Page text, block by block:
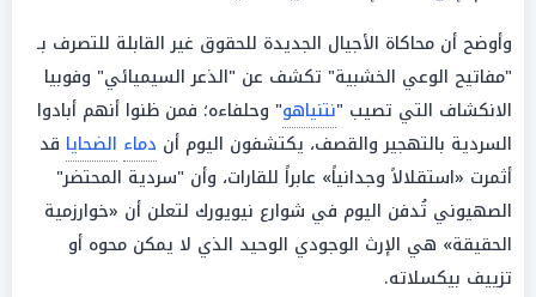
وأوضح أن محاكاة الأجيال الجديدة للحقوق غير القابلة للتصرف بـ
"مفاتيح الوعي الخشبية" تكشف عن "الذعر السيميائي" وفوبيا
الانكشاف التي تصيب "نتنياهو" وحلفاءه؛ فمن ظنوا أنهم أبادوا
السردية بالتهجير والقصف، يكتشفون اليوم أن دماء الضحايا قد
أثمرت «استقلالاً وجدانياً» عابراً للقارات، وأن "سردية المحتضر"
الصهيوني تُدفن اليوم في شوارع نيويورك لتعلن أن «خوارزمية
الحقيقة» هي الإرث الوجودي الوحيد الذي لا يمكن محوه أو
تزييف بيكسلاته.